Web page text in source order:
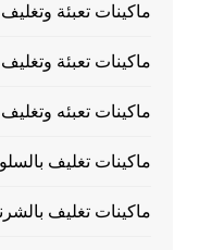
ماكينات تعبئة وتغليف
ماكينات تعبئة
ماكينات تعبئه وتغليف
ماكينات تغليف
ماكينات تغليف